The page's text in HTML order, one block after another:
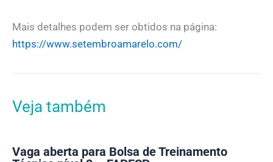
Mais detalhes podem ser obtidos na página:
https://www.setembroamarelo.com/
Veja também
Vaga aberta para Bolsa de Treinamento